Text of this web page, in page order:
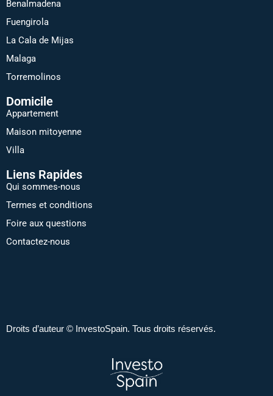
Benalmadena
Fuengirola
La Cala de Mijas
Malaga
Torremolinos
Domicile
Appartement
Maison mitoyenne
Villa
Liens Rapides
Qui sommes-nous
Termes et conditions
Foire aux questions
Contactez-nous
Droits d’auteur © InvestoSpain. Tous droits réservés.